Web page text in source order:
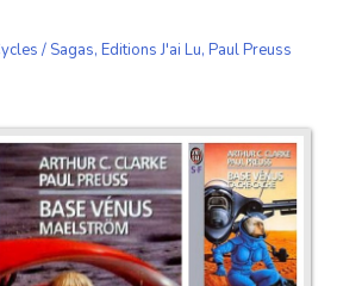
/ Sagas, Editions J'ai Lu, Paul Preuss